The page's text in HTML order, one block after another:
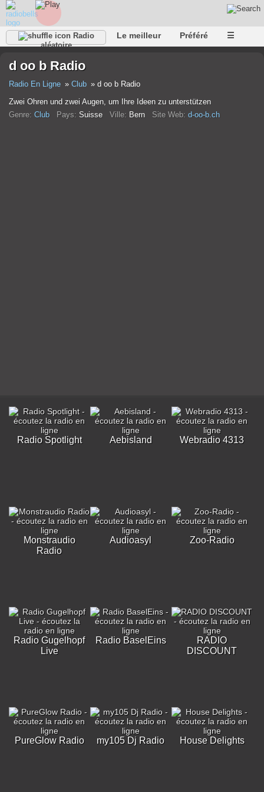
Radio
aléatoire
Le meilleur Préféré ☰
d oo b Radio
Radio En Ligne Club
d oo b Radio
Zwei Ohren und zwei Augen, um Ihre Ideen zu unterstützen
Genre: Club Pays: Suisse Ville: Bern Site Web: d-oo-b.ch
Radio Spotlight Aebisland Webradio 4313
Monstraudio
Radio
Audioasyl Zoo-Radio
Radio Gugelhopf
Live
Radio BaselEins
RADIO
DISCOUNT
PureGlow Radio my105 Dj Radio House Delights